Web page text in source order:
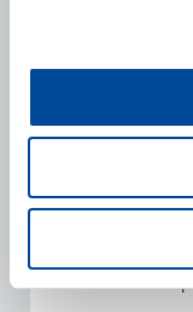
ULTRA FINISH
Le Finish 12000
garantissent un
totalement